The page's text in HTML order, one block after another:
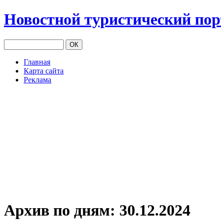
Новостной туристический
Главная
Карта сайта
Реклама
Архив по дням: 30.12.2024